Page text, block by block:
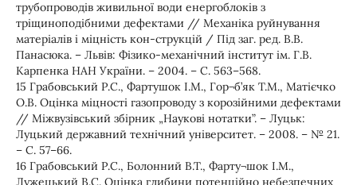
трубопроводів живильної води енергоблоків з
тріщиноподібними дефектами // Механіка руйнування
матеріалів і міцність кон-струкцій / Під заг. ред. В.В.
Панасюка. – Львів: Фізико-механічний інститут ім. Г.В.
Карпенка НАН України. – 2004. – С. 563–568.
15 Грабовський Р.С., Фартушок І.М., Гор¬б’як Т.М., Матієчко
О.В. Оцінка міцності газопроводу з корозійними дефектами
// Міжвузівський збірник „Наукові нотатки”. – Луцьк:
Луцький державний технічний університет. – 2008. – № 21.
– С. 57–66.
16 Грабовський Р.С., Болонний В.Т., Фарту¬шок І.М.,
Лужецький В.С. Оцінка глибини потенційно небезпечних